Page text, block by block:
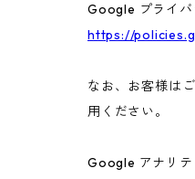
Google プライバ
https://
なお、お客様は
用ください。
Google アナリテ